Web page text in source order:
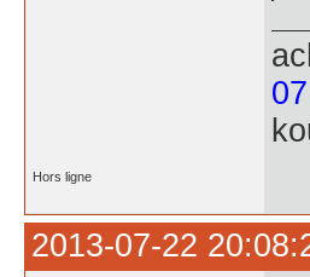
Hors ligne
2013-07-22